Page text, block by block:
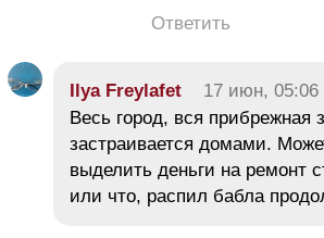
Ответить
Ilya Freylafet 17 июн, 05:06
Весь город, вся прибрежная
застраивается домами.
выделить деньги на ремонт
или что, распил бабла